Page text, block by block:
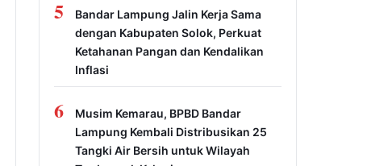
5
Bandar Lampung Jalin Kerja Sama
dengan Kabupaten Solok, Perkuat
Ketahanan Pangan dan Kendalikan
Inflasi
6
Musim Kemarau, BPBD Bandar
Lampung Kembali Distribusikan 25
Tangki Air Bersih untuk Wilayah